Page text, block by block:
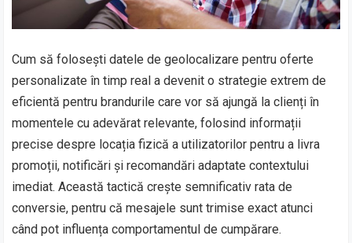
Cum să folosești datele de geolocalizare pentru oferte
personalizate în timp real a devenit o strategie extrem de
eficientă pentru brandurile care vor să ajungă la clienți în
momentele cu adevărat relevante, folosind informații
precise despre locația fizică a utilizatorilor pentru a livra
promoții, notificări și recomandări adaptate contextului
imediat. Această tactică crește semnificativ rata de
conversie, pentru că mesajele sunt trimise exact atunci
când pot influența comportamentul de cumpărare.